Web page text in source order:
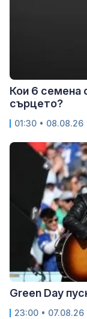
Кои 6 семена
сърцето?
01:30 • 08.08.26
Green Day
23:00 • 07.08.26